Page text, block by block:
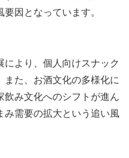
要因となっています。
より、個人向けスナック
た、お酒文化の多様化に
飲み文化へのシフトが進ん
み需要の拡大という追い風